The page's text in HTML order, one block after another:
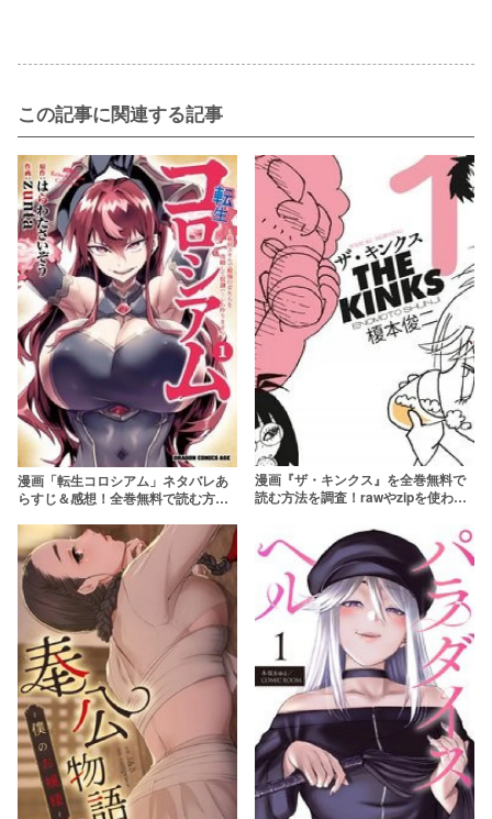
この記事に関連する記事
漫画「転生コロシアム」ネタバレあ
らすじ＆感想！全巻無料で読む方法
読めるサービスは？
漫画『ザ・キンクス』を全巻無料で
読む方法を調査！rawやzipを使わず